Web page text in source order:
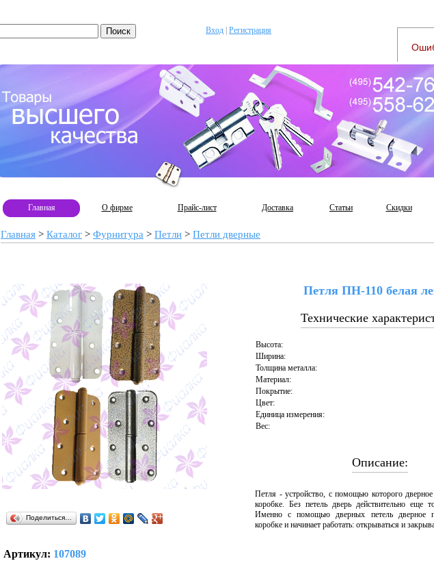
Вход Регистрация
Главная О фирме Прайс-лист Доставка Статьи Скидки
Главная > Каталог > Фурнитура > Петли > Петли дверные
Поделиться…
Артикул: 107089
Петля ПН-110 белая
Технические
Высота:
Ширина:
Толщина металла:
Материал:
Покрытие:
Цвет:
Единица измерения:
Вес:
Описание:
Петля - устройство, с помощью которого
коробке. Без петель дверь действительно еще
Именно с помощью дверных петель дверное
коробке и начинает работать: открываться и